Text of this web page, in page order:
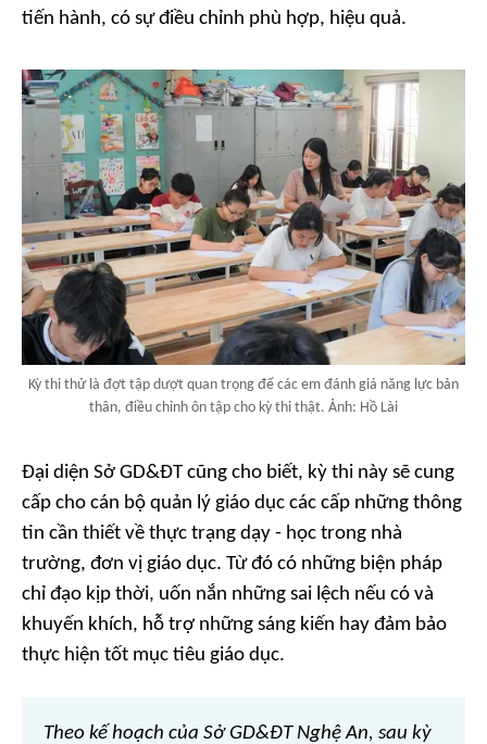
tiến hành, có sự điều chỉnh phù hợp, hiệu quả.
Kỳ thi thử là đợt tập dượt quan trọng để các em đánh giá năng lực bản
thân, điều chỉnh ôn tập cho kỳ thi thật. Ảnh: Hồ Lài
Đại diện Sở GD&ĐT cũng cho biết, kỳ thi này sẽ cung
cấp cho cán bộ quản lý giáo dục các cấp những thông
tin cần thiết về thực trạng dạy - học trong nhà
trường, đơn vị giáo dục. Từ đó có những biện pháp
chỉ đạo kịp thời, uốn nắn những sai lệch nếu có và
khuyến khích, hỗ trợ những sáng kiến hay đảm bảo
thực hiện tốt mục tiêu giáo dục.
Theo kế hoạch của Sở GD&ĐT Nghệ An, sau kỳ